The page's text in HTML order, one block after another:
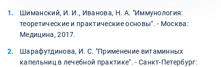
Шиманский, И. И., Иванова, Н. А. "Иммунология:
теоретические и практические основы". - Москва:
Медицина, 2017.
Шарафутдинова, И. С. "Применение витаминных
капельниц в лечебной практике". - Санкт-Петербург: